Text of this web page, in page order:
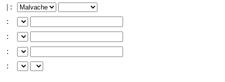
| :
:
:
:
: